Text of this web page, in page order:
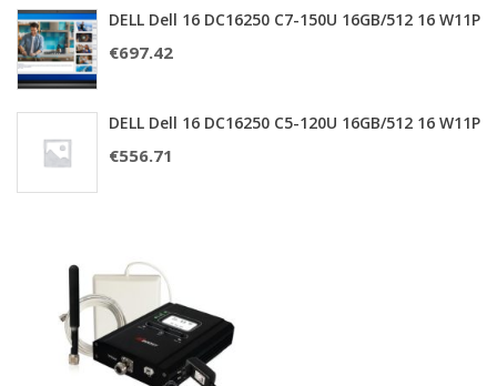
DELL Dell 16 DC16250 C7-150U 16GB/512 16 W11P
€697.42
DELL Dell 16 DC16250 C5-120U 16GB/512 16 W11P
€556.71